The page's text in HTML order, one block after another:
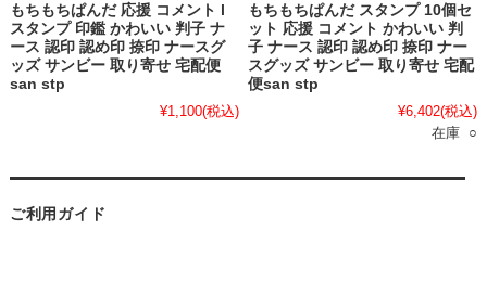
もちもちぱんだ 応援 コメント l
スタンプ 印鑑 かわいい 判子 ナ
ース 認印 認め印 捺印 ナースグ
ッズ サンビー 取り寄せ 宅配便
san stp
¥1,100(税込)
もちもちぱんだ スタンプ 10個セ
ット 応援 コメント かわいい 判
子 ナース 認印 認め印 捺印 ナー
スグッズ サンビー 取り寄せ 宅配
便san stp
¥6,402(税込)
在庫 ○
ご利用ガイド